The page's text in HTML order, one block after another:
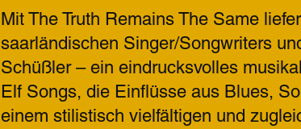
Mit The Truth Remains The Same
saarländischen Singer/Songwriters
Schüßler – ein eindrucksvolles
Elf Songs, die Einflüsse aus Blues,
einem stilistisch vielfältigen und